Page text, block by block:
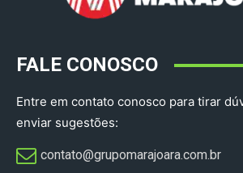
FALE CONOSCO
Entre em contato conosco para tirar
enviar sugestões:
contato@grupomarajoara.com.br